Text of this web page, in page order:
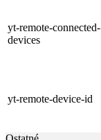
yt-remote-connected-
devices
yt-remote-device-id